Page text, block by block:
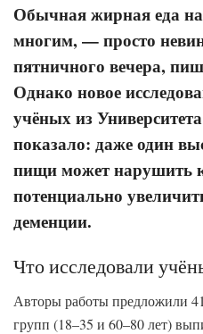
Обычная жирная еда
многим, — просто
пятничного вечера,
Однако новое
учёных из
показало: даже один
пищи может нарушить
потенциально
деменции.
Что исследовали
Авторы работы предложили
групп (18–35 и 60–80 лет)